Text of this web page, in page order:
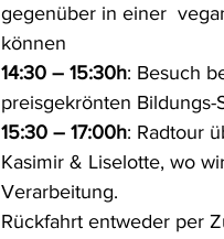
gegenüber in einer
können
14:30 – 15:30h: Besuch
preisgekrönten Bildungs-
15:30 – 17:00h: Radtour
Kasimir & Liselotte, wo
Verarbeitung.
Rückfahrt entweder per